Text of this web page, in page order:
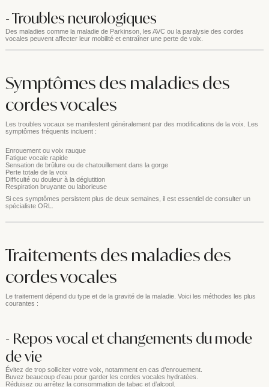
- Troubles neurologiques
Des maladies comme la maladie de Parkinson, les AVC ou la paralysie des cordes
vocales peuvent affecter leur mobilité et entraîner une perte de voix.
Symptômes des maladies des
cordes vocales
Les troubles vocaux se manifestent généralement par des modifications de la voix. Les
symptômes fréquents incluent :
Enrouement ou voix rauque
Fatigue vocale rapide
Sensation de brûlure ou de chatouillement dans la gorge
Perte totale de la voix
Difficulté ou douleur à la déglutition
Respiration bruyante ou laborieuse
Si ces symptômes persistent plus de deux semaines, il est essentiel de consulter un
spécialiste ORL.
Traitements des maladies des
cordes vocales
Le traitement dépend du type et de la gravité de la maladie. Voici les méthodes les plus
courantes :
- Repos vocal et changements du mode
de vie
Évitez de trop solliciter votre voix, notamment en cas d’enrouement.
Buvez beaucoup d’eau pour garder les cordes vocales hydratées.
Réduisez ou arrêtez la consommation de tabac et d’alcool.